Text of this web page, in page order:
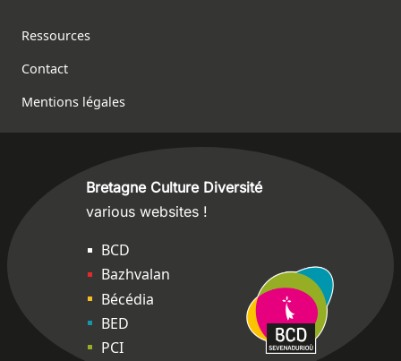
Footer
Ressources
Contact
Mentions légales
Bretagne Culture Diversité
various websites !
Sites
BCD
Bazhvalan
Bécédia
BED
PCI